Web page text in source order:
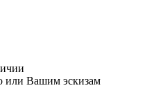
или Вашим эскизам